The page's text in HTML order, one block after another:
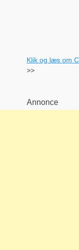
Klik og læs om
>>
Annonce